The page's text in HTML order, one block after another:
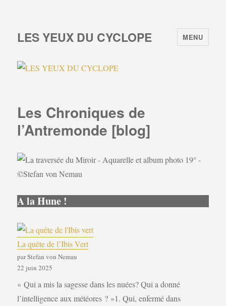
LES YEUX DU CYCLOPE MENU
Les Chroniques de
l’Antremonde [blog]
A la Hune !
La quête de l’Ibis Vert
par Stefan von Nemau
22 juin 2025
« Qui a mis la sagesse dans les nuées? Qui a donné
l’intelligence aux météores ? »1. Qui, enfermé dans